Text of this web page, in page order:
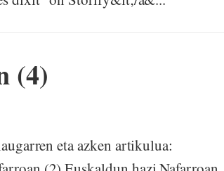
(4)
eta azken artikulua: